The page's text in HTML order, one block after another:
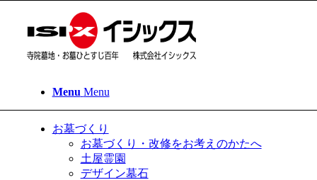
Menu Menu
お墓づくり
お墓づくり・改修をお考えのかたへ
土屋霊園
デザイン墓石